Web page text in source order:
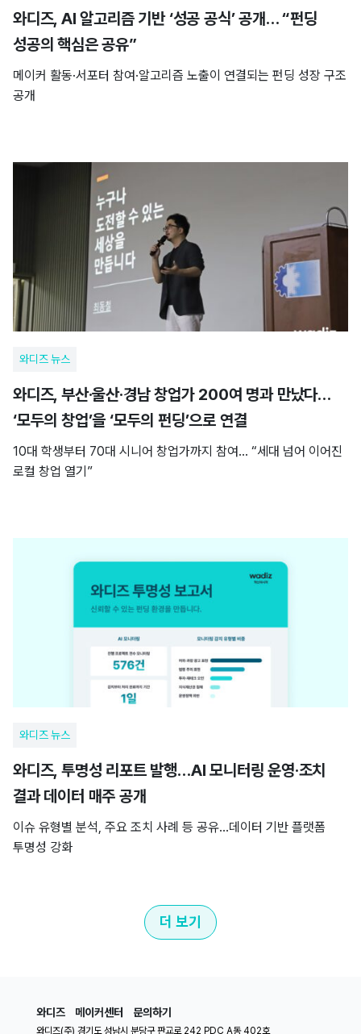
와디즈, AI 알고리즘 기반 ‘성공 공식’ 공개… “펀딩
성공의 핵심은 공유”
메이커 활동·서포터 참여·알고리즘 노출이 연결되는 펀딩 성장 구조
공개
와디즈 뉴스
와디즈, 부산·울산·경남 창업가 200여 명과 만났다…
‘모두의 창업’을 ‘모두의 펀딩’으로 연결
10대 학생부터 70대 시니어 창업가까지 참여… “세대 넘어 이어진
로컬 창업 열기”
와디즈 뉴스
와디즈, 투명성 리포트 발행…AI 모니터링 운영·조치
결과 데이터 매주 공개
이슈 유형별 분석, 주요 조치 사례 등 공유…데이터 기반 플랫폼
투명성 강화
더 보기
와디즈 메이커센터 문의하기
와디즈(주) 경기도 성남시 분당구 판교로 242 PDC A동 402호